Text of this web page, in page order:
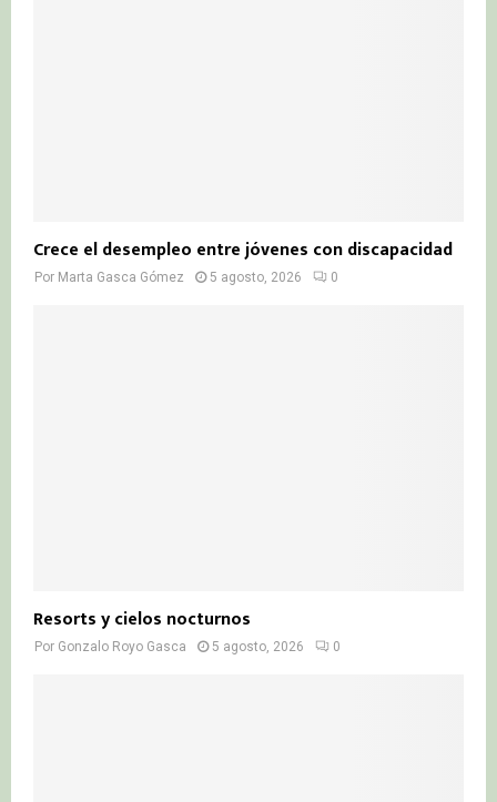
Crece el desempleo entre jóvenes con discapacidad
Por Marta Gasca Gómez 5 agosto, 2026 0
Resorts y cielos nocturnos
Por Gonzalo Royo Gasca 5 agosto, 2026 0